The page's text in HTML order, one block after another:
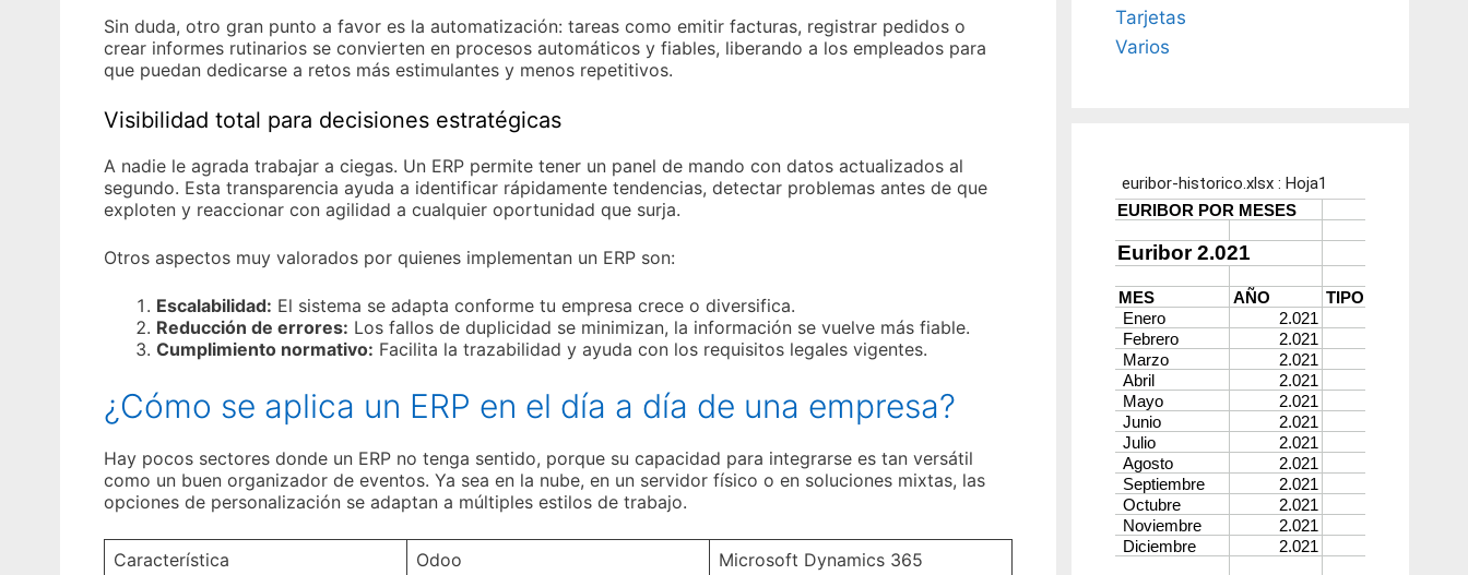
Sin duda, otro gran punto a favor es la automatización: tareas como emitir facturas, registrar pedidos o
crear informes rutinarios se convierten en procesos automáticos y fiables, liberando a los empleados para
que puedan dedicarse a retos más estimulantes y menos repetitivos.
Visibilidad total para decisiones estratégicas
A nadie le agrada trabajar a ciegas. Un ERP permite tener un panel de mando con datos actualizados al
segundo. Esta transparencia ayuda a identificar rápidamente tendencias, detectar problemas antes de que
exploten y reaccionar con agilidad a cualquier oportunidad que surja.
Otros aspectos muy valorados por quienes implementan un ERP son:
Escalabilidad: El sistema se adapta conforme tu empresa crece o diversifica.
Reducción de errores: Los fallos de duplicidad se minimizan, la información se vuelve más fiable.
Cumplimiento normativo: Facilita la trazabilidad y ayuda con los requisitos legales vigentes.
¿Cómo se aplica un ERP en el día a día de una empresa?
Hay pocos sectores donde un ERP no tenga sentido, porque su capacidad para integrarse es tan versátil
como un buen organizador de eventos. Ya sea en la nube, en un servidor físico o en soluciones mixtas, las
opciones de personalización se adaptan a múltiples estilos de trabajo.
Característica Odoo Microsoft Dynamics 365
Tarjetas
Varios